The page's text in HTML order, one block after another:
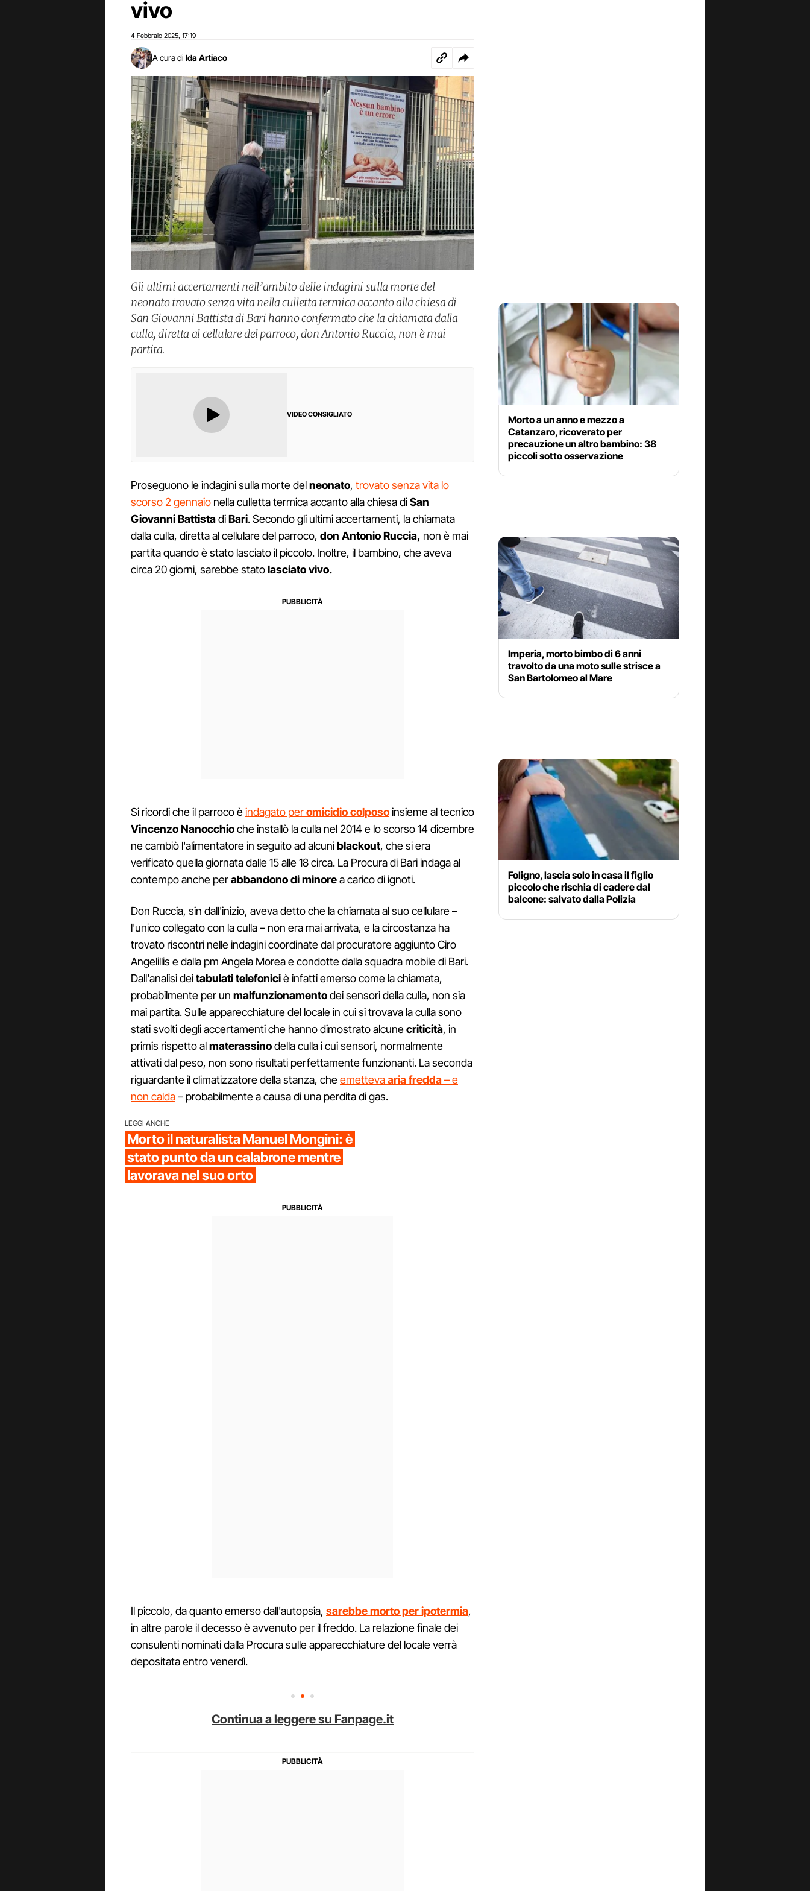
vivo
4 Febbraio 2025 17:19
A cura di Ida Artiaco
Gli ultimi accertamenti nell’ambito delle indagini sulla morte del
neonato trovato senza vita nella culletta termica accanto alla chiesa di
San Giovanni Battista di Bari hanno confermato che la chiamata dalla
culla, diretta al cellulare del parroco, don Antonio Ruccia, non è mai
partita.
VIDEO CONSIGLIATO
Proseguono le indagini sulla morte delneonato, trovato senza vita lo
scorso 2 gennaio nella culletta termica accanto alla chiesa diSan
Giovanni BattistadiBari. Secondo gli ultimi accertamenti, la chiamata
dalla culla, diretta al cellulare del parroco, don Antonio Ruccia, non è mai
partita quando è stato lasciato il piccolo. Inoltre, il bambino, che aveva
circa 20 giorni, sarebbe statolasciato vivo.
Si ricordi che il parroco èindagato peromicidiocolposoinsieme al tecnico
VincenzoNanocchioche installò la culla nel 2014 e lo scorso 14 dicembre
ne cambiò l'alimentatore in seguito ad alcuniblackout, che si era
verificato quella giornata dalle 15 alle 18 circa. La Procura di Bari indaga al
contempo anche perabbandonodiminorea carico di ignoti.
Don Ruccia, sin dall'inizio, aveva detto che la chiamata al suo cellulare –
l'unico collegato con la culla – non era mai arrivata, e la circostanza ha
trovato riscontri nelle indagini coordinate dal procuratore aggiunto Ciro
Angelillis e dalla pm Angela Morea e condotte dalla squadra mobile di Bari.
Dall'analisi deitabulati telefoniciè infatti emerso come la chiamata,
probabilmente per un malfunzionamentodei sensori della culla, non sia
mai partita. Sulle apparecchiature del locale in cui si trovava la culla sono
stati svolti degli accertamenti che hanno dimostrato alcunecriticità, in
primis rispetto almaterassinodella culla i cui sensori, normalmente
attivati dal peso, non sono risultati perfettamente funzionanti. La seconda
riguardante il climatizzatore della stanza, cheemettevaaria fredda– e
non calda– probabilmente a causa di una perdita di gas.
LEGGI ANCHE
Morto il naturalista Manuel Mongini: è
stato punto da un calabrone mentre
lavorava nel suo orto
Il piccolo, da quanto emerso dall'autopsia, sarebbe morto per ipotermia,
in altre parole il decesso è avvenuto per il freddo. La relazione finale dei
consulenti nominati dalla Procura sulle apparecchiature del locale verrà
depositata entro venerdì.
Continua a leggere su Fanpage.it
Morto a un anno e mezzo a
Catanzaro, ricoverato per
precauzione un altro bambino: 38
piccoli sotto osservazione
Imperia, morto bimbo di 6 anni
travolto da una moto sulle strisce a
San Bartolomeo al Mare
Foligno, lascia solo in casa il figlio
piccolo che rischia di cadere dal
balcone: salvato dalla Polizia